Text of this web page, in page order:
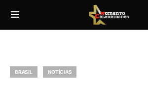
BRASIL NOTÍCIAS